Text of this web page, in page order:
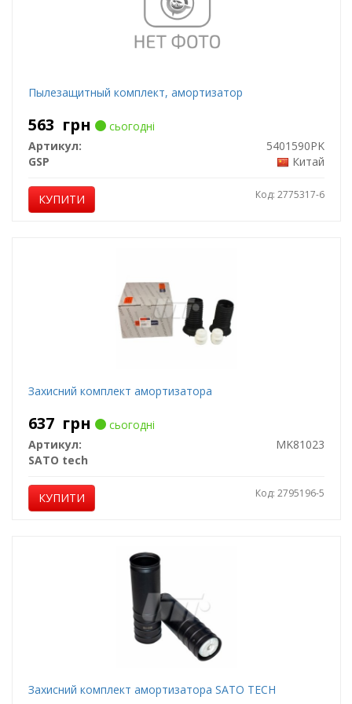
Пылезащитный комплект, амортизатор
563 грн
сьогодні
Артикул:
5401590PK
GSP
Китай
КУПИТИ Код: 2775317-6
Захисний комплект амортизатора
637 грн
сьогодні
Артикул:
MK81023
SATO tech
КУПИТИ Код: 2795196-5
Захисний комплект амортизатора SATO TECH